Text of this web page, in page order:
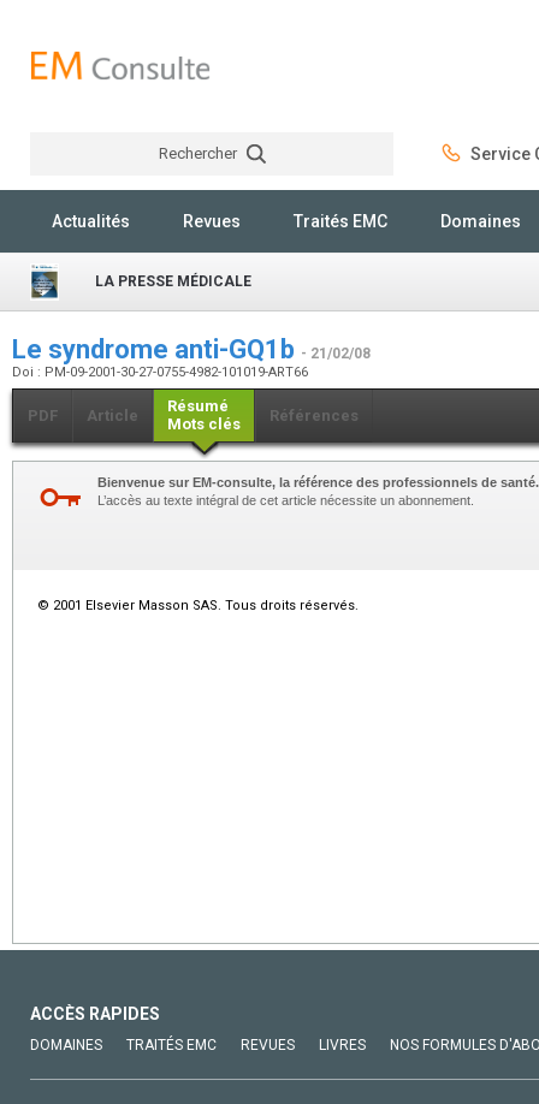
Rechercher Service
Actualités Revues Traités EMC Domaines
LA PRESSE MÉDICALE
Le syndrome anti-GQ1b - 21/02/08
Doi : PM-09-2001-30-27-0755-4982-101019-ART66
PDF Article
Résumé
Mots clés
Références
Bienvenue sur EM-consulte, la référence des professionnels de santé.
L’accès au texte intégral de cet article nécessite un abonnement.
© 2001 Elsevier Masson SAS. Tous droits réservés.
ACCÈS RAPIDES
DOMAINES TRAITÉS EMC REVUES LIVRES NOS FORMULES